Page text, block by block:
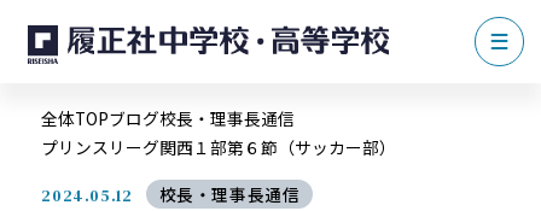
全体TOPブログ校長・理事長通信
プリンスリーグ関西１部第６節（サッカー部）
2024.05.12 校長・理事長通信